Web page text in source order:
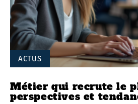
ACTUS
Métier qui recrute le
perspectives et